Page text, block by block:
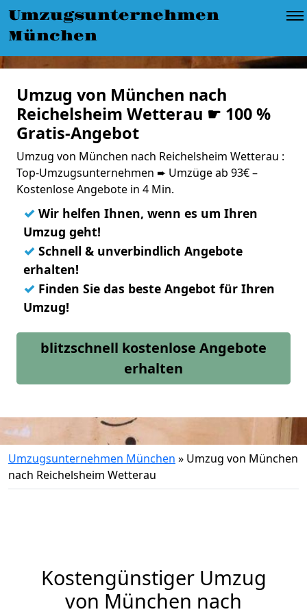
Umzugsunternehmen
München
Umzug von München nach
Reichelsheim Wetterau ☛ 100 %
Gratis-Angebot
Umzug von München nach Reichelsheim Wetterau :
Top-Umzugsunternehmen ➨ Umzüge ab 93€ –
Kostenlose Angebote in 4 Min.
✓ Wir helfen Ihnen, wenn es um Ihren
Umzug geht!
✓ Schnell & unverbindlich Angebote
erhalten!
✓ Finden Sie das beste Angebot für Ihren
Umzug!
blitzschnell kostenlose Angebote
erhalten
Umzugsunternehmen München » Umzug von München
nach Reichelsheim Wetterau
Kostengünstiger Umzug
von München nach